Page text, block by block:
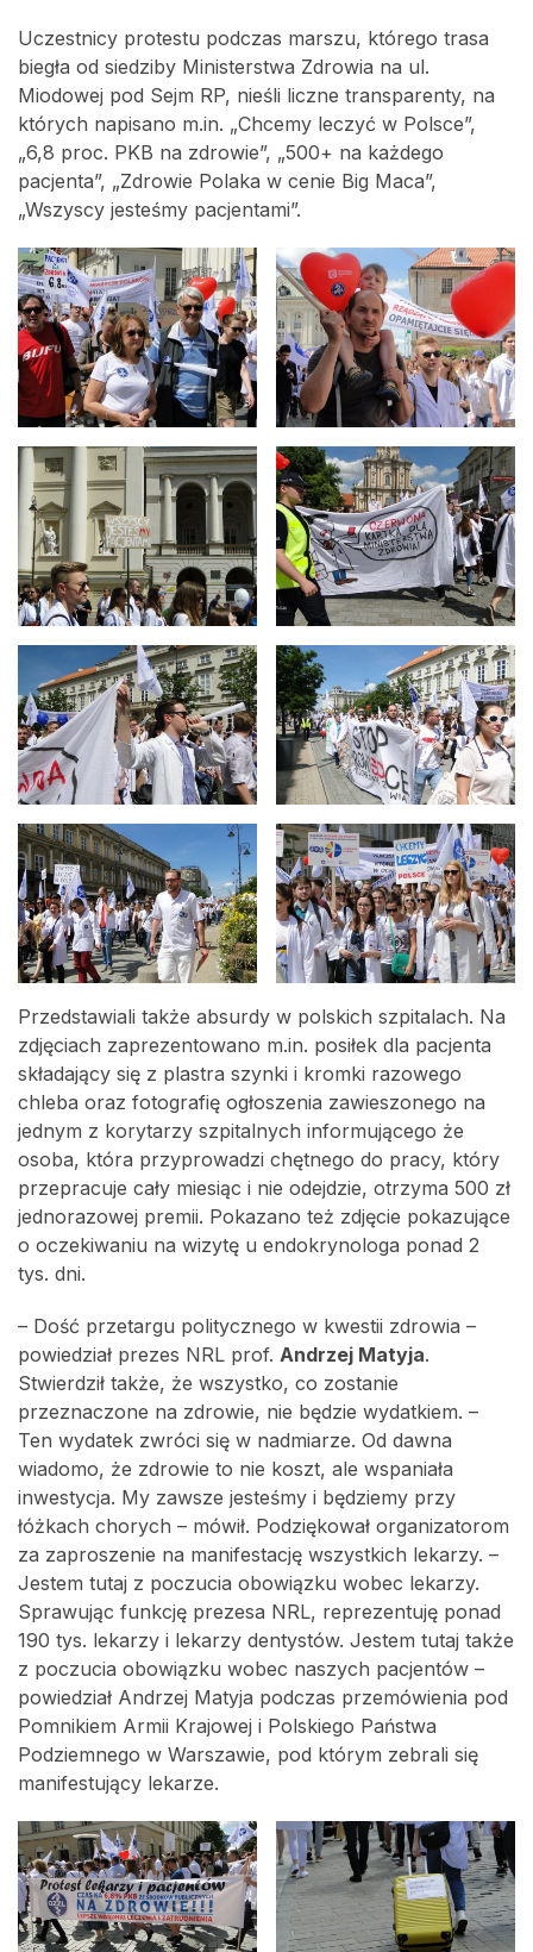
Uczestnicy protestu podczas marszu, którego trasa
biegła od siedziby Ministerstwa Zdrowia na ul.
Miodowej pod Sejm RP, nieśli liczne transparenty, na
których napisano m.in. „Chcemy leczyć w Polsce”,
„6,8 proc. PKB na zdrowie”, „500+ na każdego
pacjenta”, „Zdrowie Polaka w cenie Big Maca”,
„Wszyscy jesteśmy pacjentami”.
Przedstawiali także absurdy w polskich szpitalach. Na
zdjęciach zaprezentowano m.in. posiłek dla pacjenta
składający się z plastra szynki i kromki razowego
chleba oraz fotografię ogłoszenia zawieszonego na
jednym z korytarzy szpitalnych informującego że
osoba, która przyprowadzi chętnego do pracy, który
przepracuje cały miesiąc i nie odejdzie, otrzyma 500 zł
jednorazowej premii. Pokazano też zdjęcie pokazujące
o oczekiwaniu na wizytę u endokrynologa ponad 2
tys. dni.
– Dość przetargu politycznego w kwestii zdrowia –
powiedział prezes NRL prof. Andrzej Matyja.
Stwierdził także, że wszystko, co zostanie
przeznaczone na zdrowie, nie będzie wydatkiem. –
Ten wydatek zwróci się w nadmiarze. Od dawna
wiadomo, że zdrowie to nie koszt, ale wspaniała
inwestycja. My zawsze jesteśmy i będziemy przy
łóżkach chorych – mówił. Podziękował organizatorom
za zaproszenie na manifestację wszystkich lekarzy. –
Jestem tutaj z poczucia obowiązku wobec lekarzy.
Sprawując funkcję prezesa NRL, reprezentuję ponad
190 tys. lekarzy i lekarzy dentystów. Jestem tutaj także
z poczucia obowiązku wobec naszych pacjentów –
powiedział Andrzej Matyja podczas przemówienia pod
Pomnikiem Armii Krajowej i Polskiego Państwa
Podziemnego w Warszawie, pod którym zebrali się
manifestujący lekarze.